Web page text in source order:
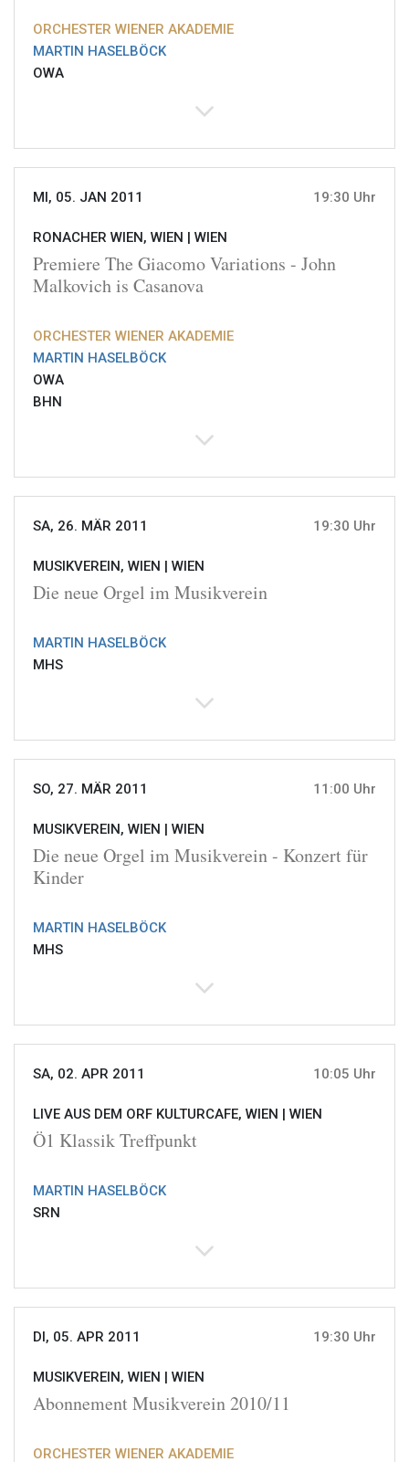
ORCHESTER WIENER AKADEMIE
MARTIN HASELBÖCK
OWA
MI, 05. JAN 2011 19:30 Uhr
RONACHER WIEN, WIEN | WIEN
Premiere The Giacomo Variations - John
Malkovich is Casanova
ORCHESTER WIENER AKADEMIE
MARTIN HASELBÖCK
OWA
BHN
SA, 26. MÄR 2011 19:30 Uhr
MUSIKVEREIN, WIEN | WIEN
Die neue Orgel im Musikverein
MARTIN HASELBÖCK
MHS
SO, 27. MÄR 2011 11:00 Uhr
MUSIKVEREIN, WIEN | WIEN
Die neue Orgel im Musikverein - Konzert für
Kinder
MARTIN HASELBÖCK
MHS
SA, 02. APR 2011 10:05 Uhr
LIVE AUS DEM ORF KULTURCAFE, WIEN | WIEN
Ö1 Klassik Treffpunkt
MARTIN HASELBÖCK
SRN
DI, 05. APR 2011 19:30 Uhr
MUSIKVEREIN, WIEN | WIEN
Abonnement Musikverein 2010/11
ORCHESTER WIENER AKADEMIE